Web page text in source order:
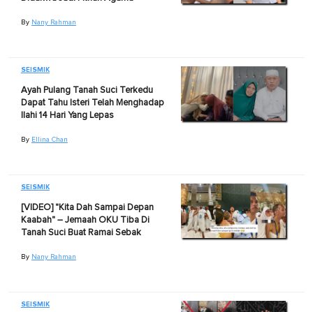
By Nany Rahman
SEISMIK
Ayah Pulang Tanah Suci Terkedu
Dapat Tahu Isteri Telah Menghadap
Ilahi 14 Hari Yang Lepas
By Ellina Chan
SEISMIK
[VIDEO] "Kita Dah Sampai Depan
Kaabah" – Jemaah OKU Tiba Di
Tanah Suci Buat Ramai Sebak
By Nany Rahman
SEISMIK